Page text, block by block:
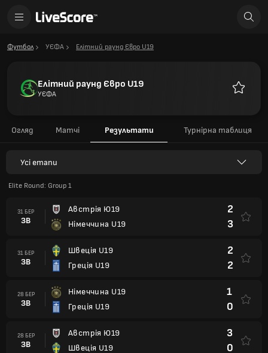
Футбол УЄФА Елітний раунд Євро U19
Елітний раунд Євро U19
УЄФА
Огляд Матчі Результати Турнірна таблиця
Усі етапи
Elite Round: Group 1
31 БЕР
ЗВ
Австрія Ю19
Німеччина U19
2
3
31 БЕР
ЗВ
Швеція U19
Греція U19
2
2
28 БЕР
ЗВ
Німеччина U19
Греція U19
1
0
28 БЕР
ЗВ
Австрія Ю19
Швеція U19
3
0